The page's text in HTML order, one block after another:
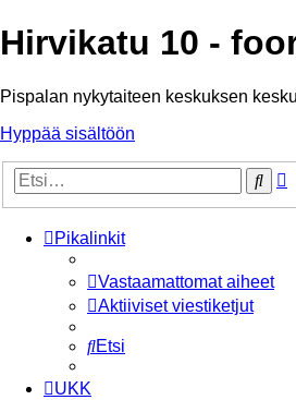
Hirvikatu 10 -
Pispalan nykytaiteen keskuksen
Hyppää sisältöön
Etsi
Pikalinkit
Vastaamattomat aiheet
Aktiiviset viestiketjut
Etsi
UKK